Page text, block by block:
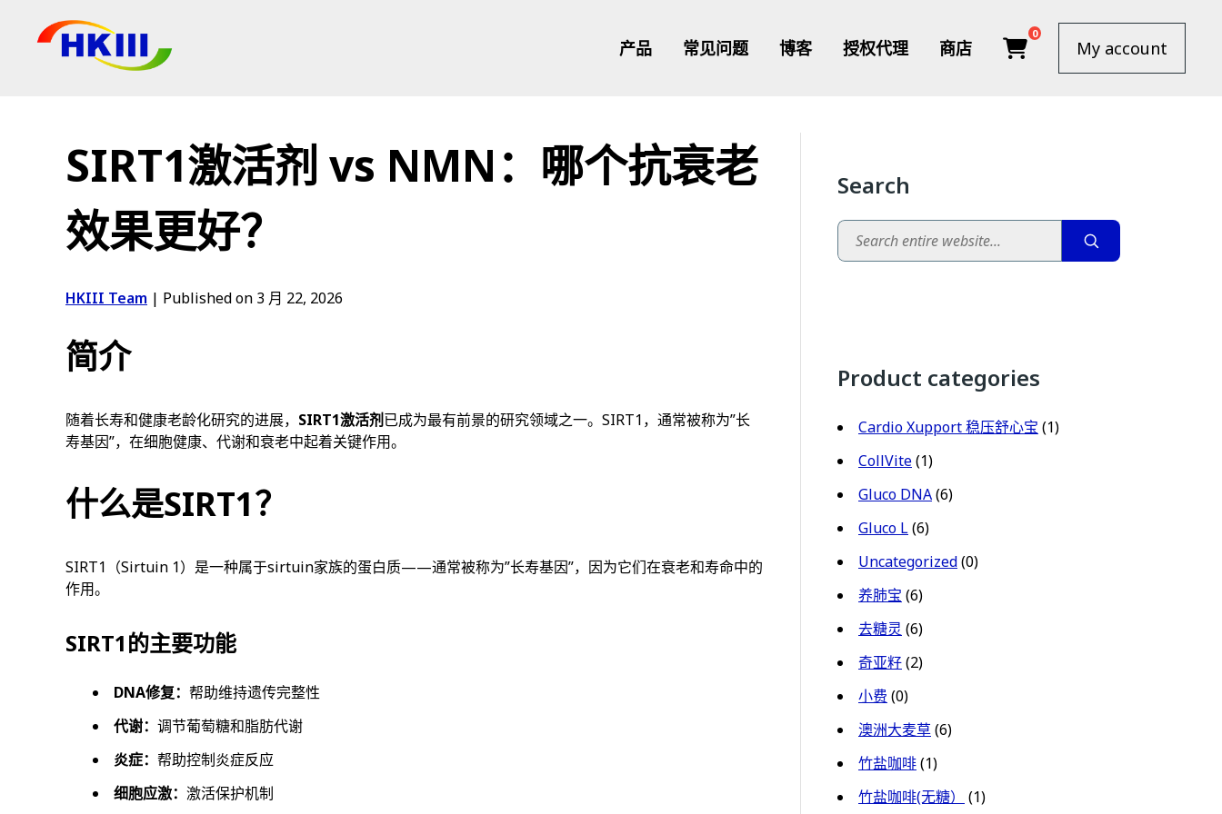
产品 常见问题 博客 授权代理 商店
0
My account
SIRT1激活剂 vs NMN：哪个抗衰老
效果更好？
HKIII Team | Published on 3 月 22, 2026
简介
随着长寿和健康老龄化研究的进展， SIRT1激活剂已成为最有前景的研究领域之一。SIRT1，通常被称为”长
寿基因”，在细胞健康、代谢和衰老中起着关键作用。
什么是SIRT1？
SIRT1（Sirtuin 1）是一种属于sirtuin家族的蛋白质——通常被称为”长寿基因”，因为它们在衰老和寿命中的
作用。
SIRT1的主要功能
DNA修复： 帮助维持遗传完整性
代谢： 调节葡萄糖和脂肪代谢
炎症： 帮助控制炎症反应
细胞应激： 激活保护机制
Search
Search
Product categories
Cardio Xupport 稳压舒心宝 (1)
CollVite(1)
Gluco DNA(6)
Gluco L(6)
Uncategorized(0)
养肺宝 (6)
去糖灵 (6)
奇亚籽(2)
小费 (0)
澳洲大麦草(6)
竹盐咖啡(1)
竹盐咖啡(无糖）
(1)